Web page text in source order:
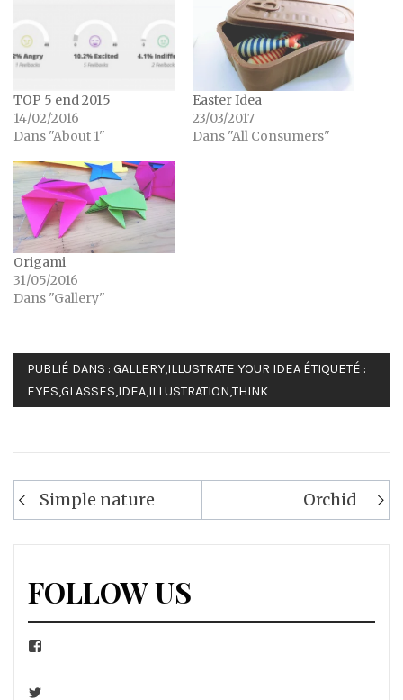
TOP 5 end 2015
14/02/2016
Dans "About 1"
Easter Idea
23/03/2017
Dans "All Consumers"
Origami
31/05/2016
Dans "Gallery"
PUBLIÉ DANS : GALLERY,ILLUSTRATE YOUR IDEA ÉTIQUETÉ :
EYES,GLASSES,IDEA,ILLUSTRATION,THINK
Navigation
de
Simple nature Orchid
FOLLOW US
Facebook
Twitter